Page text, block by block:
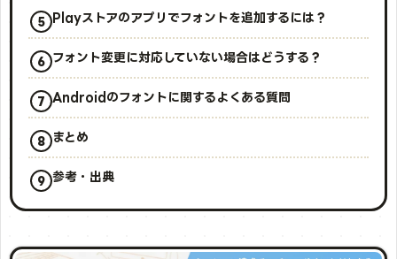
Playストアのアプリでフォントを追加するには？
フォント変更に対応していない場合はどうする？
Androidのフォントに関するよくある質問
まとめ
参考・出典